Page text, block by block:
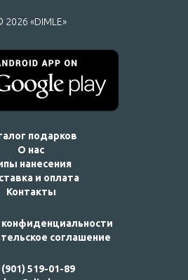
2026 «DIMLE»
подарков
О нас
нанесения
и оплата
Контакты
соглашение
(901) 519-01-89